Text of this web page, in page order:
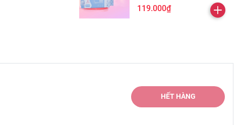
mịn ( Tặng kèm 2 cuộn )
119.000₫
HẾT HÀNG